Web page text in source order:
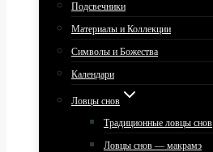
Подсвечники
Материалы и Коллекции
Символы и Божества
Календари
Ловцы снов
Традиционные ловцы снов
Ловцы снов — макрамэ